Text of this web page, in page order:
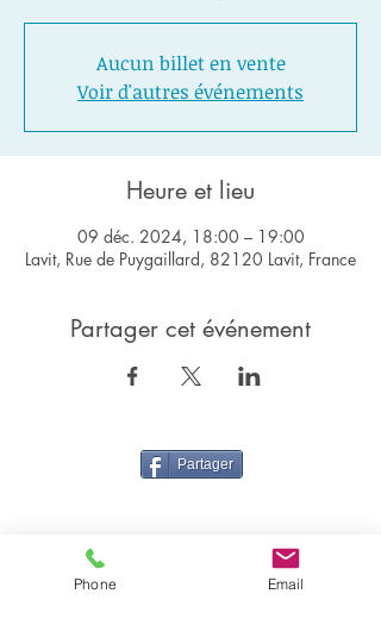
Aucun billet en vente
Voir d'autres événements
Heure et lieu
09 déc. 2024, 18:00 – 19:00
Lavit, Rue de Puygaillard, 82120 Lavit, France
Partager cet événement
Partager
Phone Email